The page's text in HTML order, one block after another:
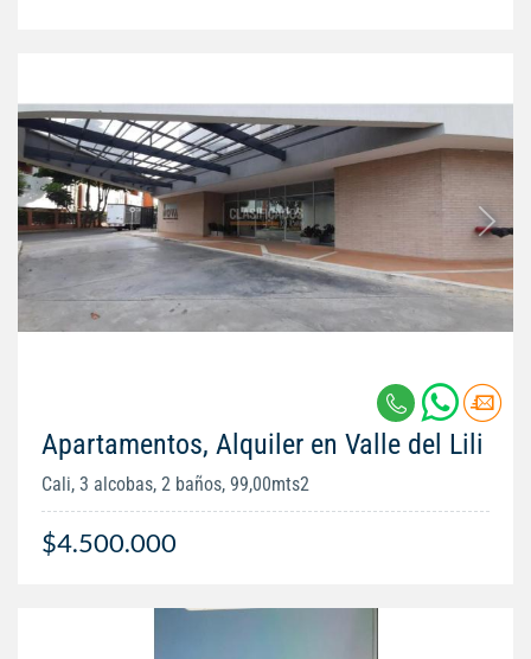
Apartamentos, Alquiler en Valle del Lili
Cali, 3 alcobas, 2 baños, 99,00mts2
$4.500.000